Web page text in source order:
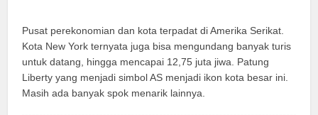
Pusat perekonomian dan kota terpadat di Amerika Serikat.
Kota New York ternyata juga bisa mengundang banyak turis
untuk datang, hingga mencapai 12,75 juta jiwa. Patung
Liberty yang menjadi simbol AS menjadi ikon kota besar ini.
Masih ada banyak spok menarik lainnya.